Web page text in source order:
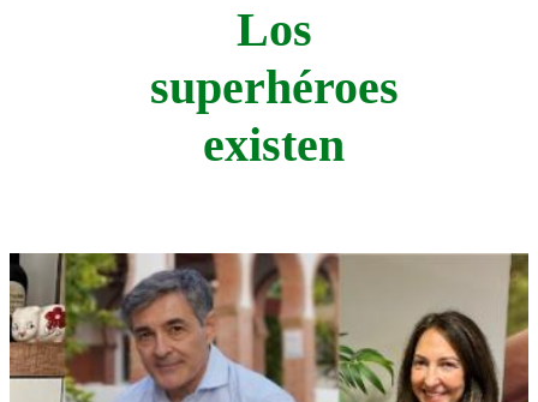
Los
superhéroes
existen